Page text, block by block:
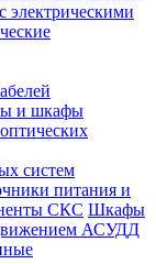
электрическими
и шкафы
систем
питания и
СКС Шкафы
АСУДД